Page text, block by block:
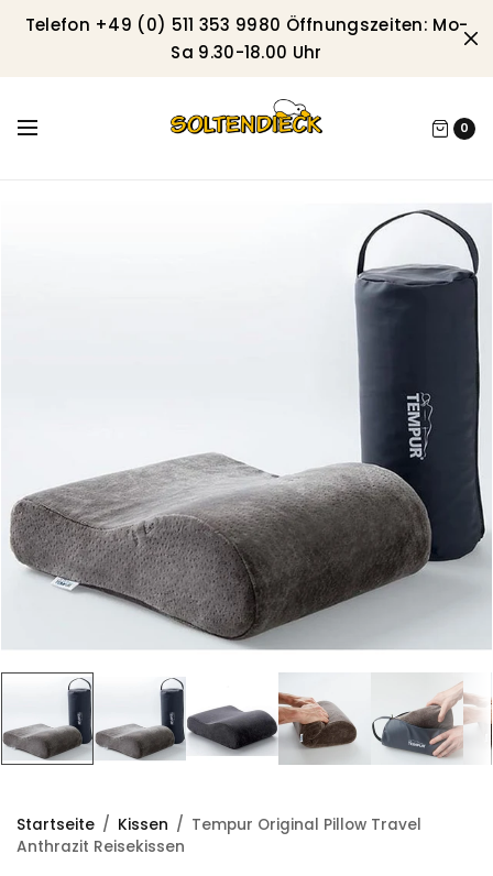
Telefon +49 (0) 511 353 9980 Öffnungszeiten: Mo-
Sa 9.30-18.00 Uhr
0
Startseite / Kissen / Tempur Original Pillow Travel
Anthrazit Reisekissen